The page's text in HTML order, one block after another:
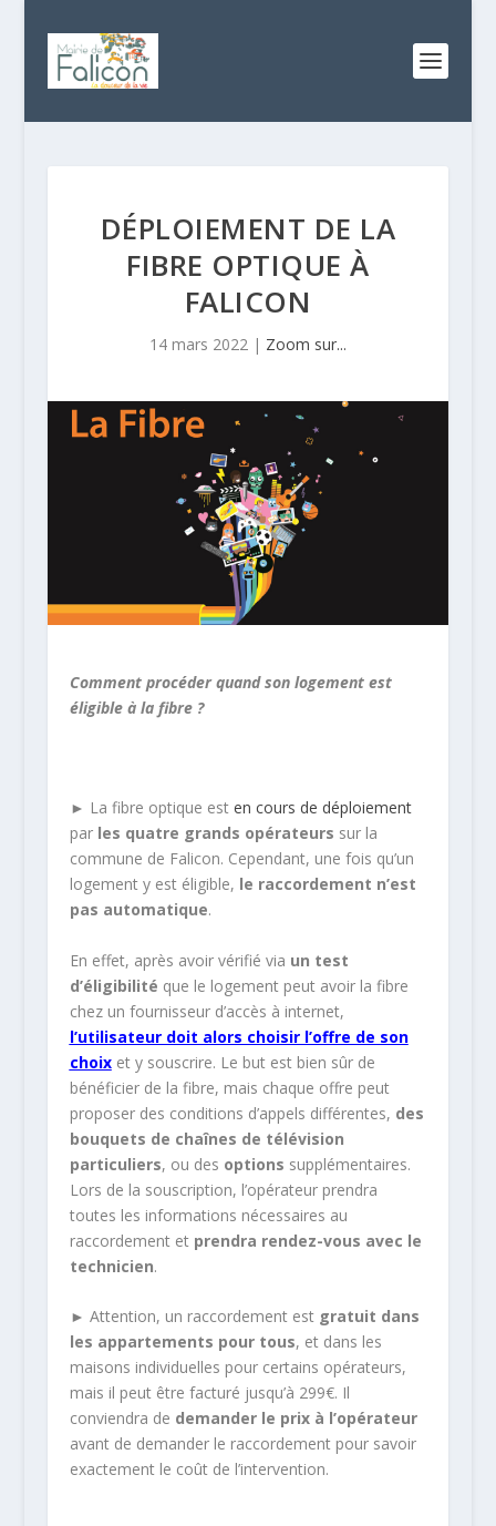
DÉPLOIEMENT DE LA
FIBRE OPTIQUE À
FALICON
14 mars 2022| Zoom sur...
Comment procéder quand son logement est
éligible à la fibre ?
► La fibre optique est en cours de déploiement
par les quatre grands opérateurs sur la
commune de Falicon. Cependant, une fois qu’un
logement y est éligible, le raccordement n’est
pas automatique.
En effet, après avoir vérifié via un test
d’éligibilité que le logement peut avoir la fibre
chez un fournisseur d’accès à internet,
l’utilisateur doit alors choisir l’offre de son
choixet y souscrire. Le but est bien sûr de
bénéficier de la fibre, mais chaque offre peut
proposer des conditions d’appels différentes, des
bouquets de chaînes de télévision
particuliers, ou des options supplémentaires.
Lors de la souscription, l’opérateur prendra
toutes les informations nécessaires au
raccordement et prendra rendez-vous avec le
technicien.
► Attention, un raccordement est gratuit dans
les appartements pour tous, et dans les
maisons individuelles pour certains opérateurs,
mais il peut être facturé jusqu’à 299€. Il
conviendra de demander le prix à l’opérateur
avant de demander le raccordement pour savoir
exactement le coût de l’intervention.